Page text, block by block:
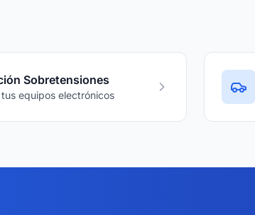
Sobretensiones
equipos electrónicos